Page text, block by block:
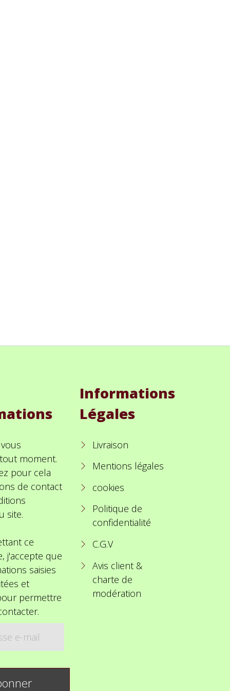
moment.
pour cela
de contact
site.
ce
j'accepte que
saisies
et
permettre
Informations
Légales
Livraison
Mentions légales
cookies
Politique de
confidentialité
C.G.V
Avis client &
charte de
modération